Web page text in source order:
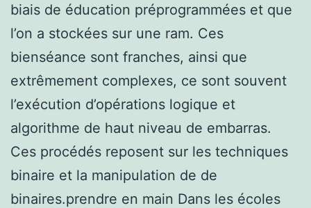
biais de éducation préprogrammées et que
l’on a stockées sur une ram. Ces
bienséance sont franches, ainsi que
extrêmement complexes, ce sont souvent
l’exécution d’opérations logique et
algorithme de haut niveau de embarras.
Ces procédés reposent sur les techniques
binaire et la manipulation de de
binaires.prendre en main Dans les écoles